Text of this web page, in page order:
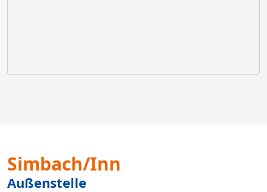
Simbach/Inn
Außenstelle